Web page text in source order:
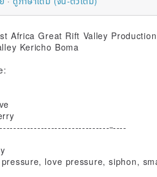
Africa Great Rift Valley
Kericho Boma
----
love pressure, siphon,